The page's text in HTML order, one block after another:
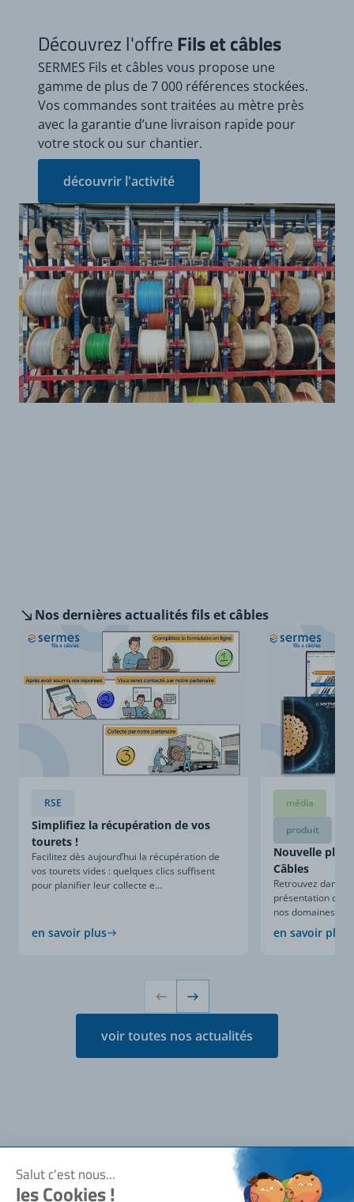
Découvrez l'offreFils et câbles
SERMES Fils et câbles vous propose une
gamme de plus de 7 000 références stockées.
Vos commandes sont traitées au mètre près
avec la garantie d’une livraison rapide pour
votre stock ou sur chantier.
découvrir l'activité
Nos dernièresactualités fils et câbles
RSE
Simplifiez la récupération de vos
tourets !
Facilitez dès aujourd’hui la récupération de
vos tourets vides : quelques clics suffisent
pour planifier leur collecte e...
en savoir plus
média
produit
Nouvelle
Câbles
Retrouvez dans
présentation
nos domaines
en savoir plus
voir toutes nos actualités